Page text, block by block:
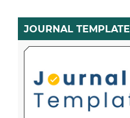
JOURNAL TEMPLATE